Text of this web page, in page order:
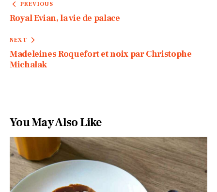
PREVIOUS
Royal Evian, la vie de palace
NEXT
Madeleines Roquefort et noix par Christophe
Michalak
You May Also Like